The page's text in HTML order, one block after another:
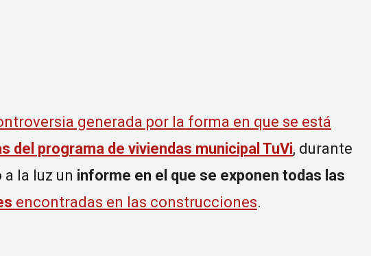
generada por la forma en que se está
del programa de viviendas municipal TuVi, durante
la luz un informe en el que se exponen todas las
encontradas en las construcciones.